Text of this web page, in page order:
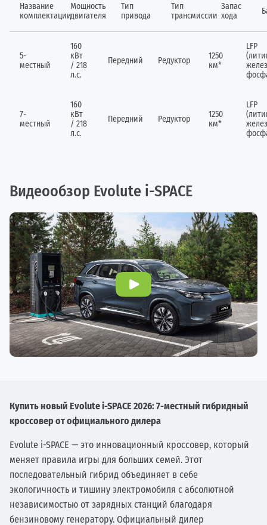
Название
комплектации
Мощность
двигателя
Тип
привода
Тип
трансмиссии
Запас
хода
5-
местный
160
кВт
/ 218
л.с.
Передний Редуктор
1250
км*
LFP
7-
местный
160
кВт
/ 218
л.с.
Передний Редуктор
1250
км*
LFP
Видеообзор Evolute i-SPACE
Купить новый Evolute i-SPACE 2026: 7-местный гибридный
кроссовер от официального дилера
Evolute i-SPACE — это инновационный кроссовер, который
меняет правила игры для больших семей. Этот
последовательный гибрид объединяет в себе
экологичность и тишину электромобиля с абсолютной
независимостью от зарядных станций благодаря
бензиновому генератору. Официальный дилер